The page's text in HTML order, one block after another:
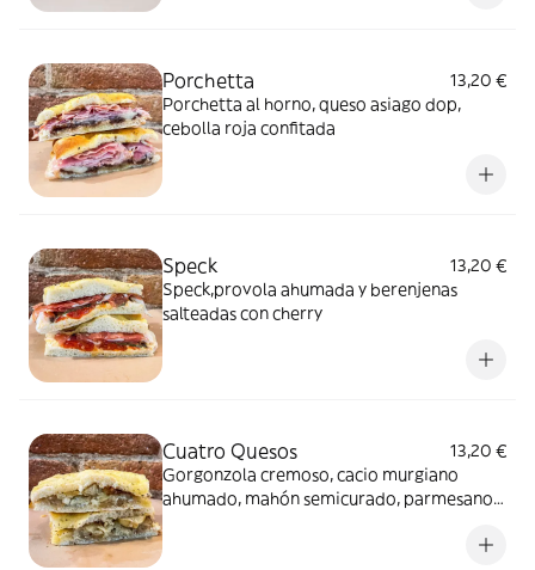
Porchetta
13,20 €
Porchetta al horno, queso asiago dop,
cebolla roja confitada
Speck
13,20 €
Speck,provola ahumada y berenjenas
salteadas con cherry
Cuatro Quesos
13,20 €
Gorgonzola cremoso, cacio murgiano
ahumado, mahón semicurado, parmesano